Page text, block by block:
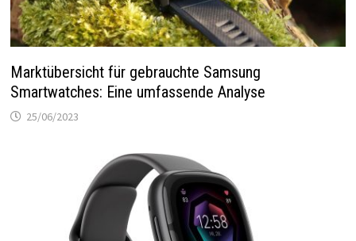
Marktübersicht für gebrauchte Samsung
Smartwatches: Eine umfassende Analyse
25/06/2023